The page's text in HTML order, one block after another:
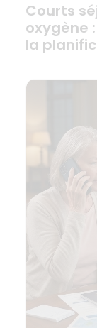
Courts
oxygène
la